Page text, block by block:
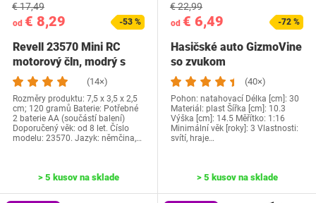
od € 8,29
€ 17,49
-53 %
Revell 23570 Mini RC
motorový čln, modrý s
presným 2,4 GHz,…
(14×)
Rozměry produktu: 7,5 x 3,5 x 2,5
cm; 120 gramů Baterie: Potřebné
2 baterie AA (součástí balení)
Doporučený věk: od 8 let. Číslo
modelu: 23570. Jazyk: němčina,…
> 5 kusov na sklade
od € 6,49
€ 22,99
-72 %
Hasičské auto GizmoVine
so zvukom
(40×)
Pohon: natahovací Délka [cm]: 30
Materiál: plast Šířka [cm]: 10.3
Výška [cm]: 14.5 Měřítko: 1:16
Minimální věk [roky]: 3 Vlastnosti:
svítí, hraje…
> 5 kusov na sklade